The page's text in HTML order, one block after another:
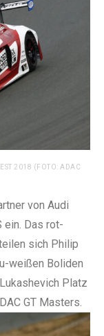
2018 (FOTO: ADAC
von Audi
Das rot-
sich Philip
weißen Boliden
Platz
GT Masters.